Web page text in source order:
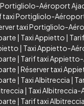
Portigliolo-Aéroport
taxi Portigliolo-
taxi Portigliolo-
| Taxi Appietto |
| Taxi Appietto-
| Tarif taxi
| Réserver taxi
| Taxi Albitreccia |
| Taxi
| Tarif taxi